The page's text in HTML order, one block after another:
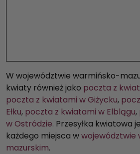
W województwie warmińsko-
kwiaty również jako poczta z
poczta z kwiatami w Giżycku,
Ełku, poczta z kwiatami w Elblągu,
w Ostródzie. Przesyłka kwiatowa
każdego miejsca wwojewództwie
mazurskim.